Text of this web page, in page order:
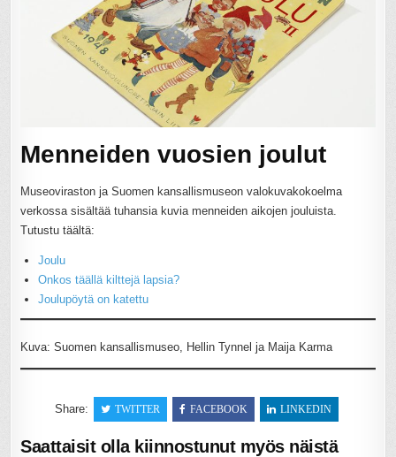
Menneiden vuosien joulut
Museoviraston ja Suomen kansallismuseon valokuvakokoelma
verkossa sisältää tuhansia kuvia menneiden aikojen jouluista.
Tutustu täältä:
Joulu
Onkos täällä kilttejä lapsia?
Joulupöytä on katettu
Kuva: Suomen kansallismuseo, Hellin Tynnel ja Maija Karma
Share: TWITTER FACEBOOK LINKEDIN
Saattaisit olla kiinnostunut myös näistä